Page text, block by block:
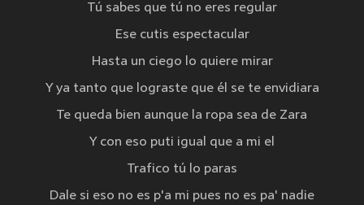
Tú sabes que tú no eres regular
Ese cutis espectacular
Hasta un ciego lo quiere mirar
Y ya tanto que lograste que él se te envidiara
Te queda bien aunque la ropa sea de Zara
Y con eso puti igual que a mi el
Trafico tú lo paras
Dale si eso no es p'a mi pues no es pa' nadie